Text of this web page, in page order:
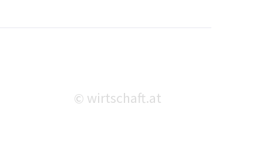
© wirtschaft.at